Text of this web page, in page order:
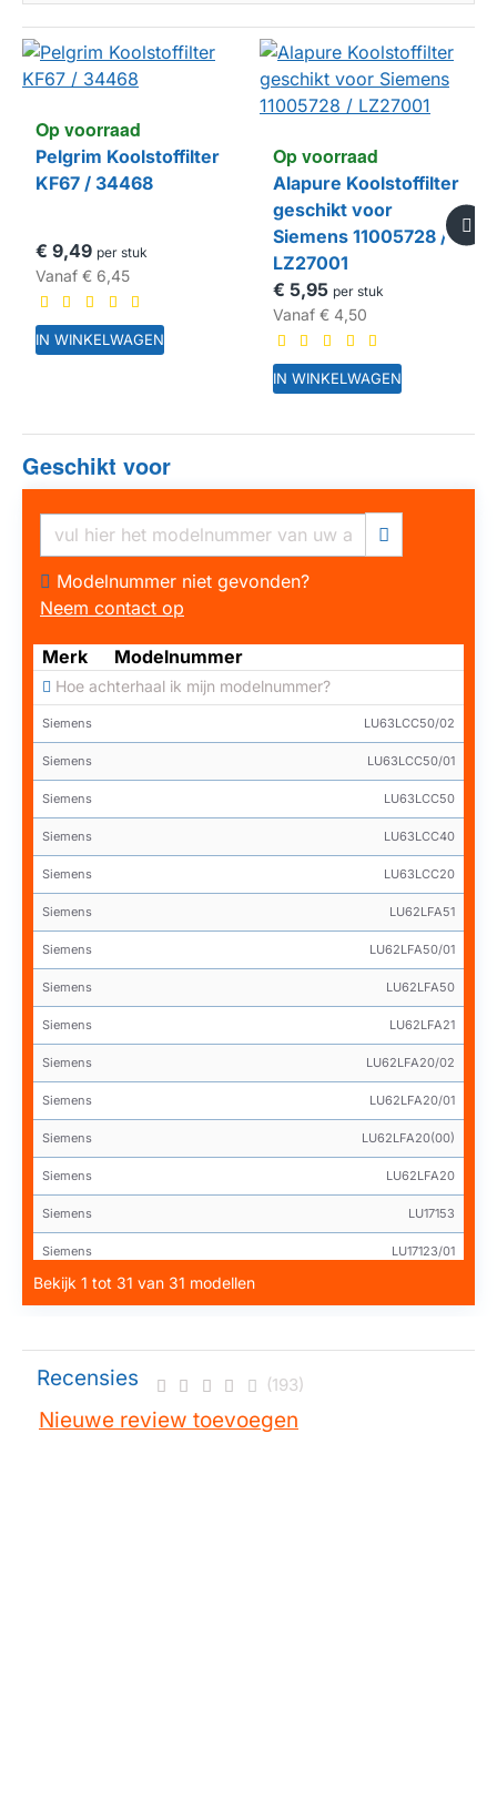
Op voorraad
Pelgrim Koolstoffilter
KF67 / 34468
€ 9,49 per stuk
Vanaf € 6,45
IN WINKELWAGEN
HUISMERK
Op voorraad
Alapure Koolstoffilter
geschikt voor
Siemens 11005728 /
LZ27001
€ 5,95 per stuk
Vanaf€ 4,50
IN WINKELWAGEN
Geschikt voor
Modelnummer niet gevonden?
Neem contact op
Merk Modelnummer
Hoe achterhaal ik mijn modelnummer?
Siemens LU63LCC50/02
Siemens LU63LCC50/01
Siemens LU63LCC50
Siemens LU63LCC40
Siemens LU63LCC20
Siemens LU62LFA51
Siemens LU62LFA50/01
Siemens LU62LFA50
Siemens LU62LFA21
Siemens LU62LFA20/02
Siemens LU62LFA20/01
Siemens LU62LFA20(00)
Siemens LU62LFA20
Siemens LU17153
Siemens LU17123/01
Siemens
Bekijk 1 tot 31 van 31 modellen
Recensies (193)
Nieuwe review toevoegen